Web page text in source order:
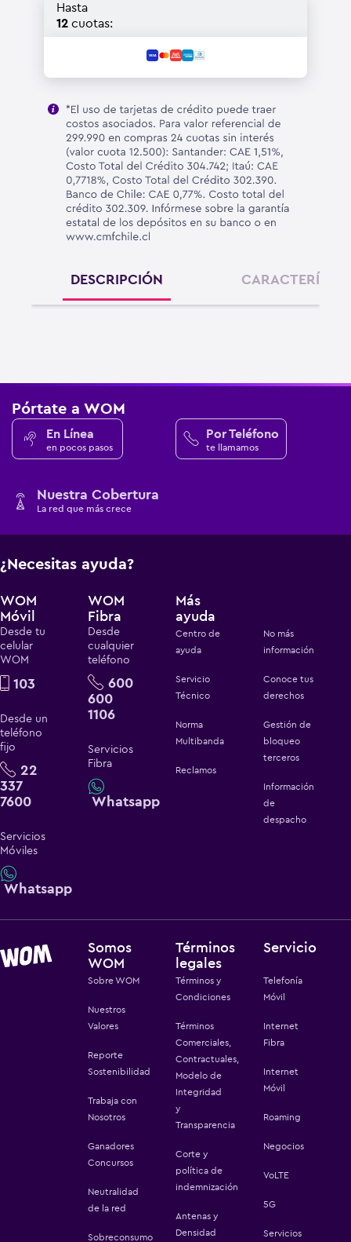
Hasta
12 cuotas:
DESCRIPCIÓN
Pórtate a WOM
En Línea
en pocos pasos
Por Teléfono
te llamamos
Nuestra Cobertura
La red que más crece
¿Necesitas ayuda?
WOM
Móvil
Desde tu
celular
WOM
103
Desde un
teléfono
fijo
22
337
7600
Servicios
Móviles
Whatsapp
WOM
Fibra
Desde
cualquier
teléfono
600
600
1106
Servicios
Fibra
Whatsapp
Más
ayuda
Centro de
ayuda
Servicio
Técnico
Norma
Multibanda
Reclamos
No más
información
Conoce tus
derechos
Gestión de
bloqueo
terceros
Información
de
despacho
Somos
WOM
Sobre WOM
Nuestros
Valores
Reporte
Sostenibilidad
Trabaja con
Nosotros
Ganadores
Concursos
Neutralidad
de la red
Sobreconsumo
Términos
legales
Términos y
Condiciones
Términos
Comerciales,
Contractuales,
Modelo de
Integridad
y
Transparencia
Corte y
política de
indemnización
Antenas y
Densidad
Servicio
Telefonía
Móvil
Internet
Fibra
Internet
Móvil
Roaming
Negocios
VoLTE
5G
Servicios